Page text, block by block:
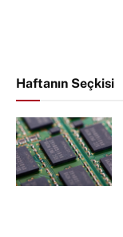
Haftanın Seçkisi